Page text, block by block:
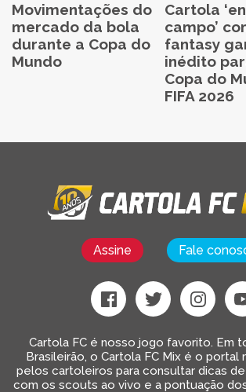
Movimentações do
mercado da bola
durante a Copa do
Mundo
Cartola
campo’
fantasy
inédito
Copa do
FIFA 2026
Assine Fale
Cartola FC é nosso jogo favorito. Em
Brasileirão, o Cartola FC Mix é o portal
pelos cartoleiros para consultar dicas
com os scouts ao vivo e a pontuação